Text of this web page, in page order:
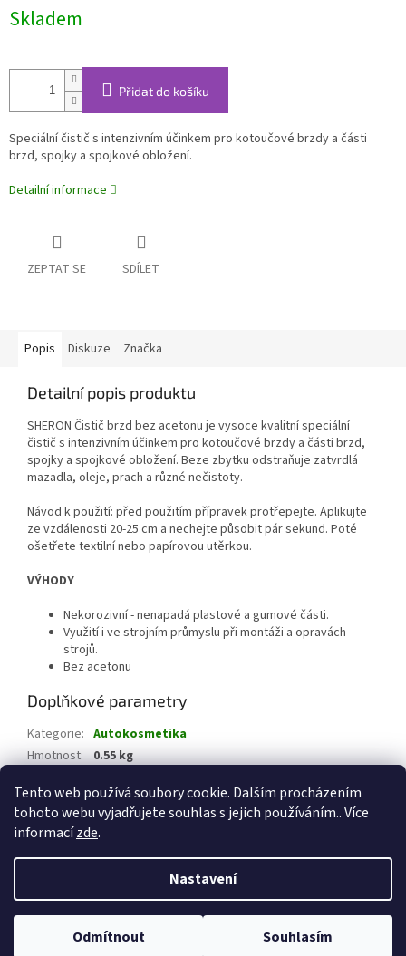
Tento web používá soubory cookie. Dalším procházením
tohoto webu vyjadřujete souhlas s jejich používáním.. Více
informacízde.
Nastavení
Odmítnout Souhlasím
Skladem
Přidat do košíku
Speciální čistič s intenzivním účinkem pro kotoučové brzdy a části
brzd, spojky a spojkové obložení.
Detailní informace
ZEPTAT SE SDÍLET
Popis Diskuze Značka
Detailní popis produktu
SHERON Čistič brzd bez acetonu je vysoce kvalitní speciální
čistič s intenzivním účinkem pro kotoučové brzdy a části brzd,
spojky a spojkové obložení. Beze zbytku odstraňuje zatvrdlá
mazadla, oleje, prach a různé nečistoty.
Návod k použití: před použitím přípravek protřepejte. Aplikujte
ze vzdálenosti 20-25 cm a nechejte působit pár sekund. Poté
ošetřete textilní nebo papírovou utěrkou.
VÝHODY
Nekorozivní - nenapadá plastové a gumové části.
Využití i ve strojním průmyslu při montáži a opravách
strojů.
Bez acetonu
Doplňkové parametry
Kategorie: Autokosmetika
Hmotnost: 0.55 kg
Copyright 2026CHEMICKÉ PRODUKTY Jeseník. Všechna práva